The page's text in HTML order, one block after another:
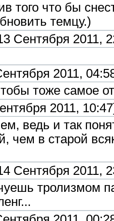
того что бы
темцу.)
Сентября 2011,
2011,
тоже самое
2011,
ведь и так
чем в старой
Сентября 2011,
тролизмом